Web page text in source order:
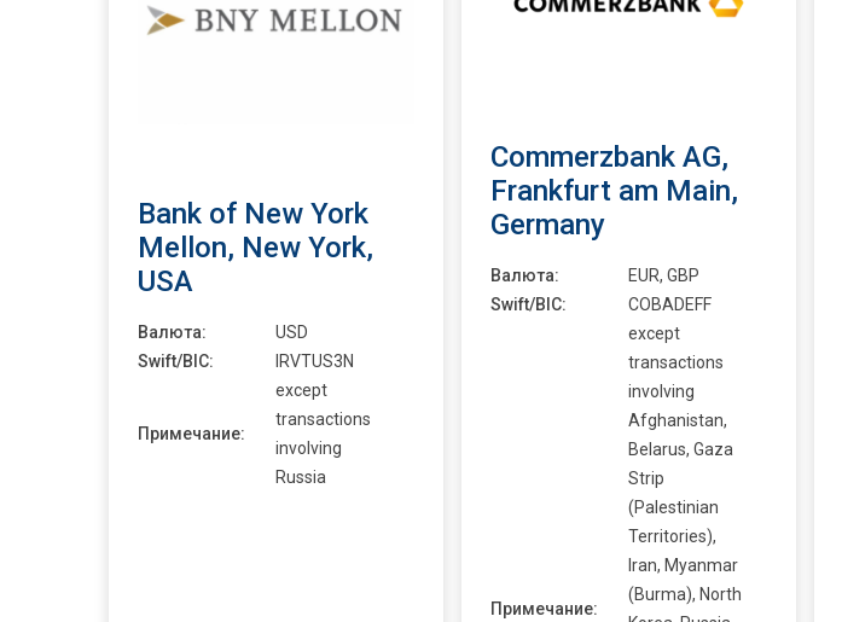
Bank of New York
Mellon, New York,
USA
Валюта:
USD
Swift/BIC:
IRVTUS3N
Примечание:
except
transactions
involving
Russia
Commerzbank AG,
Frankfurt am Main,
Germany
Валюта:
EUR, GBP
Swift/BIC:
COBADEFF
Примечание:
except
transactions
involving
Afghanistan,
Belarus, Gaza
Strip
(Palestinian
Territories),
Iran, Myanmar
(Burma), North